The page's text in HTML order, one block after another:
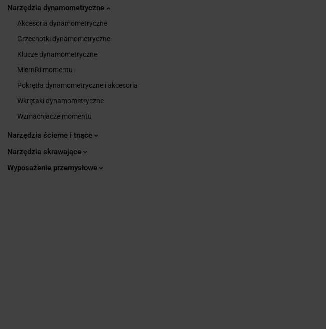
Narzędzia dynamometryczne
Akcesoria dynamometryczne
Grzechotki dynamometryczne
Klucze dynamometryczne
Mierniki momentu
Pokrętła dynamometryczne i akcesoria
Wkrętaki dynamometryczne
Wzmacniacze momentu
Narzędzia ścierne i tnące
Narzędzia skrawające
Wyposażenie przemysłowe